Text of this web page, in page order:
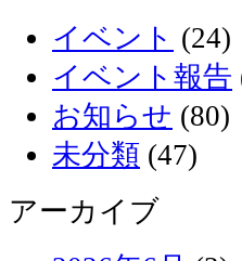
イベント (24)
イベント報告
お知らせ (80)
未分類 (47)
アーカイブ